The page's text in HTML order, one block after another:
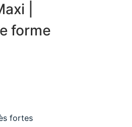
|
forme
fortes